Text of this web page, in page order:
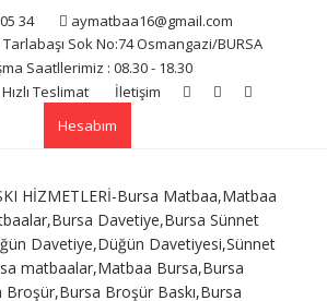
34
aymatbaa16@gmail.com
Sok No:74 Osmangazi/BURSA
Saatllerimiz : 08.30 - 18.30
Hızlı Teslimat
İletişim
Hesabım